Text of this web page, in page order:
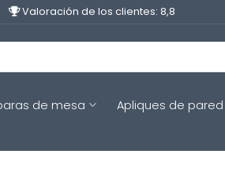
Valoración de los clientes: 8,8
de mesa Apliques de pared